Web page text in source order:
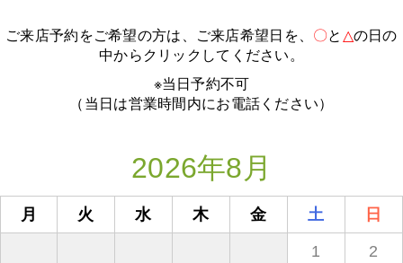
ご来店予約をご希望の方は、ご来店希望日を、 〇と △の日の
中からクリックしてください。
※当日予約不可
（当日は営業時間内にお電話ください）
2026年8月
月 火 水 木 金 土 日
1 2